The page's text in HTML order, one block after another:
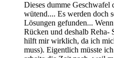
Dieses dumme Geschwafel
wütend.... Es werden doch
Lösungen gefunden...
Rücken und deshalb Reha-
hilft mir wirklich, da ich
muss). Eigentlich müsste